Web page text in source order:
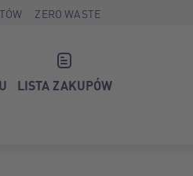
ZERO WASTE
LISTA ZAKUPÓW